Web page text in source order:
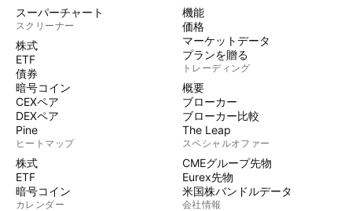
スーパーチャート
スクリーナー
株式
ETF
債券
暗号コイン
CEXペア
DEXペア
Pine
ヒートマップ
株式
ETF
暗号コイン
カレンダー
機能
価格
マーケットデータ
プランを贈る
トレーディング
概要
ブローカー
ブローカー比較
The Leap
スペシャルオファー
CMEグループ先物
Eurex先物
米国株バンドルデータ
会社情報